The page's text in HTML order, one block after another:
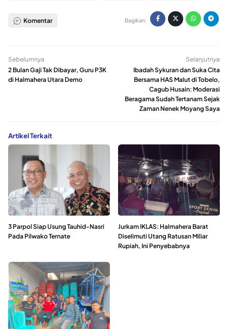
Komentar Bagikan:
Sebelumnya
2 Bulan Gaji Tak Dibayar, Guru P3K
di Halmahera Utara Demo
Selanjutnya
Ibadah Sykuran dan Suka Cita
Bersama HAS Malut di Tobelo,
Cagub Husain: Moderasi
Beragama Sudah Tertanam Sejak
Zaman Nenek Moyang Saya
Artikel Terkait
3 Parpol Siap Usung Tauhid-Nasri
Pada Pilwako Ternate
Jurkam IKLAS: Halmahera Barat
Diselimuti Utang Ratusan Miliar
Rupiah, Ini Penyebabnya